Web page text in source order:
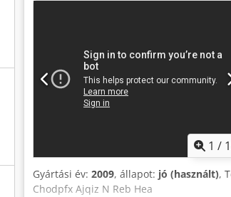
1 /
Gyártási év: 2009, állapot: jó (használt),
Chodpfx Ajqiz N Reb Hea